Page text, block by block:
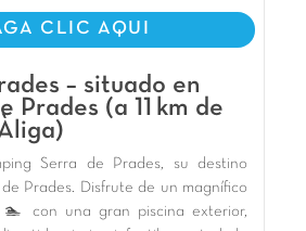
CLIC AQUI
– situado en
Prades (a 11 km de
Serra de Prades, su destino
Prades. Disfrute de un magnífico
🏊 con una gran piscina exterior,